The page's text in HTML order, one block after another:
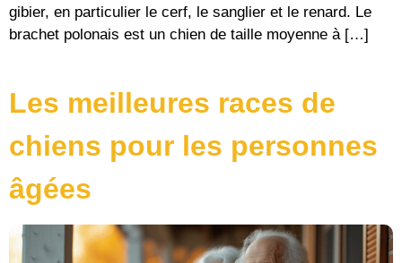
gibier, en particulier le cerf, le sanglier et le renard. Le
brachet polonais est un chien de taille moyenne à […]
Les meilleures races de
chiens pour les personnes
âgées